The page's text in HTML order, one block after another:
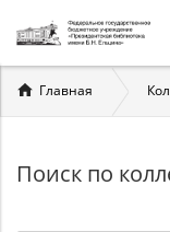
Вы
здесь
Главная
Поиск по